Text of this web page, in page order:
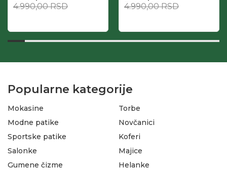
4.990,00RSD
4.990,00RSD
Popularne kategorije
Mokasine
Modne patike
Sportske patike
Salonke
Gumene čizme
Torbe
Novčanici
Koferi
Majice
Helanke